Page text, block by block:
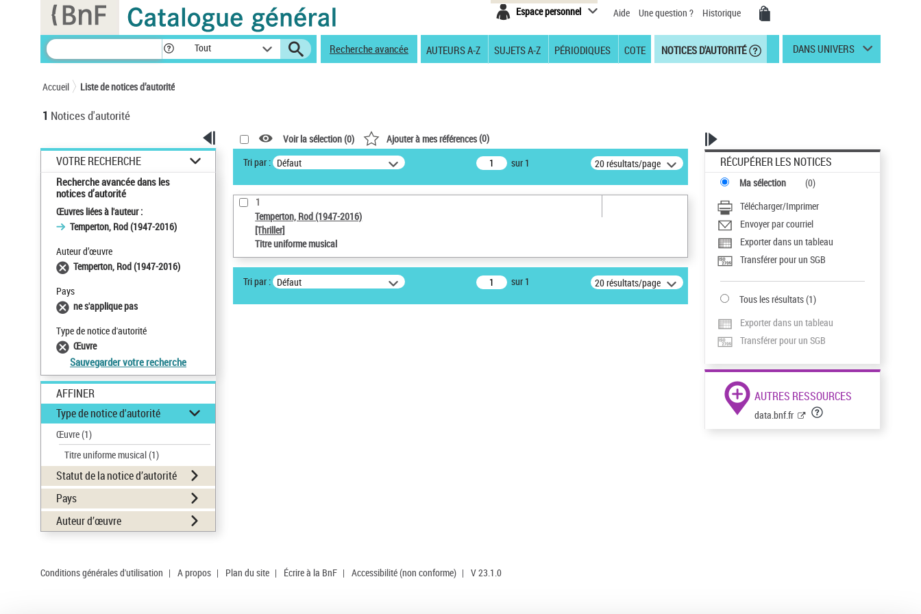
Espace personnel Aide Une question ? Historique
Tout Recherche avancée AUTEURS A-Z SUJETS A-Z PÉRIODIQUES COTE NOTICES D'AUTORITÉ DANS UNIVERS
Accueil Liste de notices d’autorité
1 Notices d'autorité
VOTRE RECHERCHE
Recherche avancée dans les
notices d’autorité
Œuvres liées à l'auteur :
Temperton, Rod (1947-2016)
Auteur d’œuvre
Temperton, Rod (1947-2016)
Pays
ne s'applique pas
Type de notice d'autorité
Œuvre
Sauvegarder votre recherche
AFFINER
Type de notice d'autorité
Œuvre(1)
Titre uniforme musical(1)
Statut de la notice d’autorité
Pays
Auteur d’œuvre
Voir la sélection (0) Ajouter à mes références(0)
Tri par : Défaut sur 1 20 résultats/page
1
Temperton, Rod (1947-2016)
[Thriller]
Titre uniforme musical
Tri par : Défaut sur 1 20 résultats/page
RÉCUPÉRER LES NOTICES
Ma sélection (0)
Télécharger/Imprimer
Envoyer par courriel
Exporter dans un tableau
Transférer pour un SGB
Tous les résultats(1)
Exporter dans un tableau
Transférer pour un SGB
AUTRES RESSOURCES
data.bnf.fr
Conditions générales d'utilisation | A propos | Plan du site | Écrire à la BnF | Accessibilité (non conforme) | V 23.1.0
Panneau de gestion des cookies